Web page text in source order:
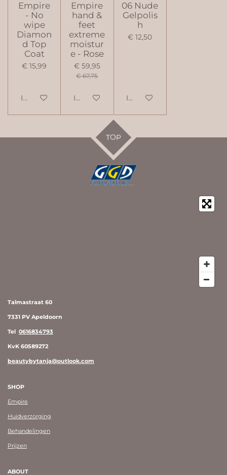
Empire
- No
wipe
Diamon
d Top
Coat
€ 15,99
In winkelwagen
Empire
hand &
feet
extreme
moistur
e - Rose
€ 59,95
€ 67,75
In winkelwagen
06 Nude
Gelpolis
h
€ 12,50
In winkelwagen
TOP
Talmastraat 60
7331 PV Apeldoorn
Tel 0616834793
KvK 60589272
beautybytanja@outlook.com
SHOP
Empire
Huidverzorging
Behandelingen
Prijzen
ABOUT